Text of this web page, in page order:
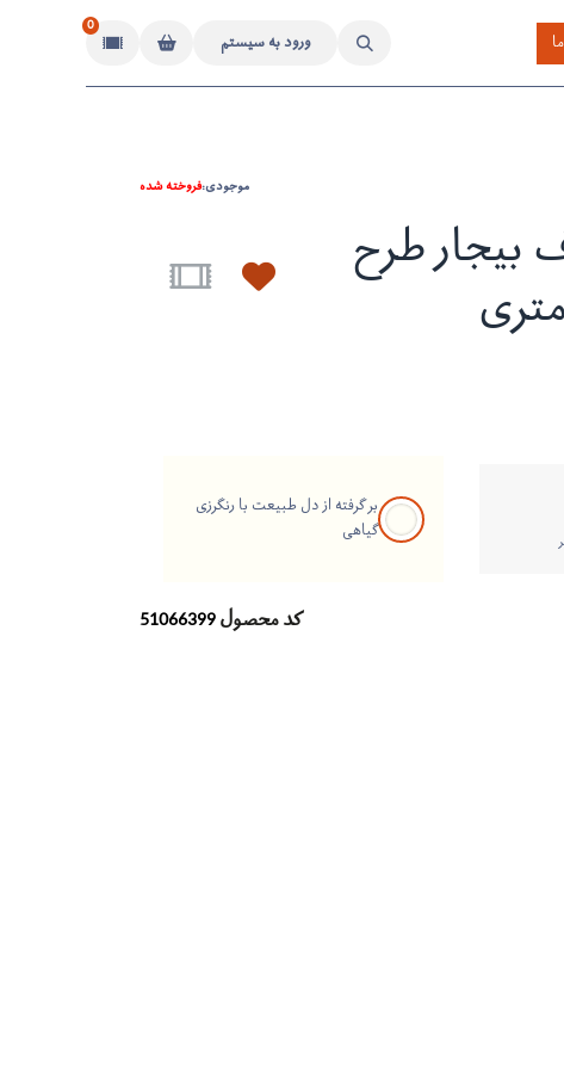
ورود به سیستم
0
موجودی:فروخته شده
طرح
بر گرفته از دل طبیعت با رنگرزی
گیاهی
کد محصول51066399